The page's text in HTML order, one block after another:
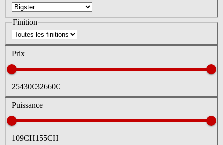
Finition
Prix
25430€32660€
Puissance
109CH155CH